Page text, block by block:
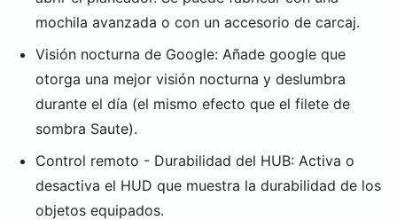
mochila avanzada o con un accesorio de carcaj.
Visión nocturna de Google: Añade google que
otorga una mejor visión nocturna y deslumbra
durante el día (el mismo efecto que el filete de
sombra Saute).
Control remoto - Durabilidad del HUB: Activa o
desactiva el HUD que muestra la durabilidad de los
objetos equipados.